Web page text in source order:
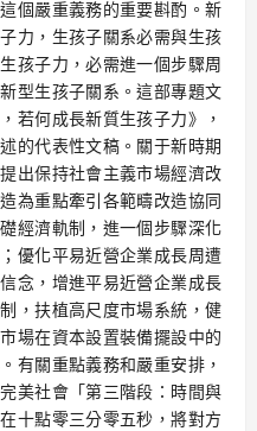
個嚴重義務的重要斟酌。新
力，生孩子關系必需與生孩
孩子力，必需進一個步驟周
型生孩子關系。這部專題文
若何成長新質生孩子力》，
的代表性文稿。關于新時期
出保持社會主義市場經濟改
為重點牽引各範疇改造協同
經濟軌制，進一個步驟深化
優化平易近營企業成長周遭
念，增進平易近營企業成長
，扶植高尺度市場系統，健
場在資本設置裝備擺設中的
有關重點義務和嚴重安排，
美社會「第三階段：時間與
十點零三分零五秒，將對方